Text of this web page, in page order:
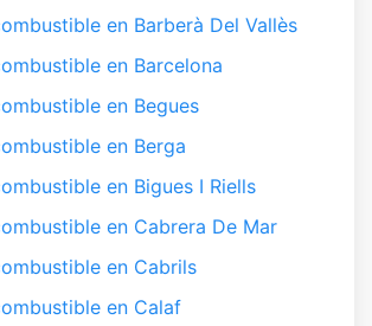
en Barberà Del Vallès
en Barcelona
en Begues
en Berga
en Bigues I Riells
en Cabrera De Mar
en Cabrils
en Calaf